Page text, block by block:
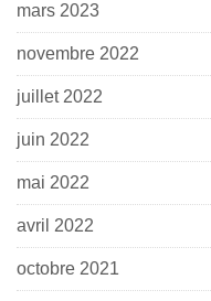
mars 2023
novembre 2022
juillet 2022
juin 2022
mai 2022
avril 2022
octobre 2021